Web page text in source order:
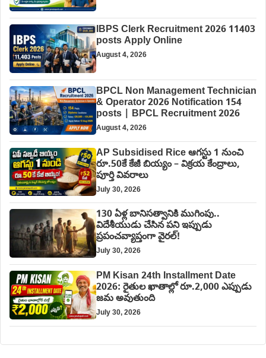
IBPS Clerk Recruitment 2026 11403
posts Apply Online
August 4, 2026
BPCL Non Management Technician
& Operator 2026 Notification 154
posts | BPCL Recruitment 2026
August 4, 2026
AP Subsidised Rice ఆగస్టు 1 నుంచి
రూ.50కే కేజీ బియ్యం – విక్రయ కేంద్రాలు,
పూర్తి వివరాలు
July 30, 2026
130 ఏళ్ల బానిసత్వానికి ముగింపు..
విదేశీయుడు చేసిన పని ఇప్పుడు
ప్రపంచవ్యాప్తంగా వైరల్!
July 30, 2026
PM Kisan 24th Installment Date
2026: రైతుల ఖాతాల్లో రూ.2,000 ఎప్పుడు
జమ అవుతుంది
July 30, 2026